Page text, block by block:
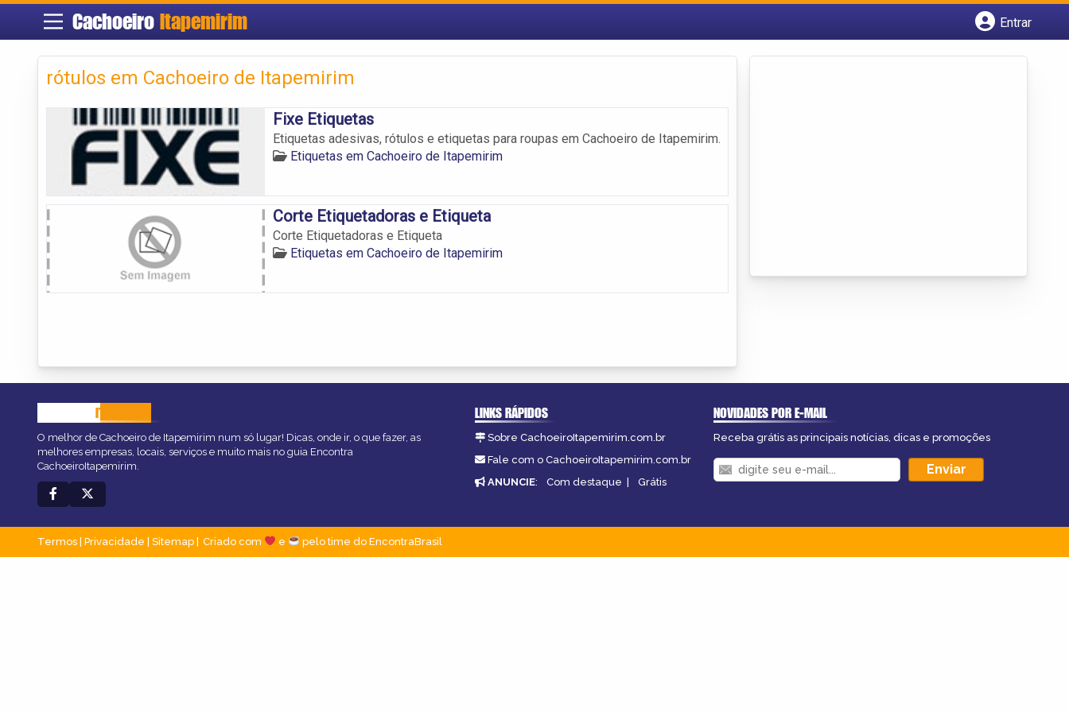
Cachoeiro Itapemirim
Entrar
rótulos em Cachoeiro de Itapemirim
Fixe Etiquetas
Etiquetas adesivas, rótulos e etiquetas para roupas em Cachoeiro de Itapemirim.
Etiquetas em Cachoeiro de Itapemirim
Corte Etiquetadoras e Etiqueta
Corte Etiquetadoras e Etiqueta
Etiquetas em Cachoeiro de Itapemirim
ITAPEMIRIM
O melhor de Cachoeiro de Itapemirim num só lugar! Dicas, onde ir, o que fazer, as
melhores empresas, locais, serviços e muito mais no guia Encontra
CachoeiroItapemirim.
LINKS RÁPIDOS
Sobre CachoeiroItapemirim.com.br
Fale com o CachoeiroItapemirim.com.br
ANUNCIE: Com destaque | Grátis
NOVIDADES POR E-MAIL
Receba grátis as principais notícias, dicas e promoções
Termos | Privacidade | Sitemap Criado com e pelo time do EncontraBrasil